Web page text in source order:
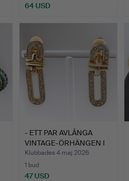
64 USD
- ETT PAR AVLÅNGA
VINTAGE-ÖRHÄNGEN I
ART D…
Klubbades 4 maj 2026
1 bud
47 USD